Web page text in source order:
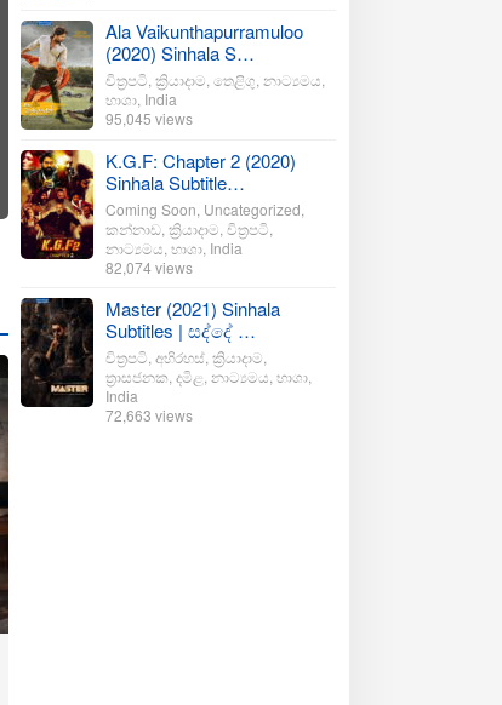
Ala Vaikunthapurramuloo
(2020) Sinhala S…
චිත්‍රපටි ක්‍රියාදාම තෙළිගු නාට්‍යමය
භාශා India
95,045 views
K.G.F: Chapter 2 (2020)
Sinhala Subtitle…
Coming Soon Uncategorized
කන්නාඩ ක්‍රියාදාම චිත්‍රපටි
නාට්‍යමය භාශා India
82,074 views
Master (2021) Sinhala
Subtitles | සද්දේ …
චිත්‍රපටි අභිරහස් ක්‍රියාදාම
ත්‍රාසජනක දමිළ නාට්‍යමය භාශා
India
72,663 views